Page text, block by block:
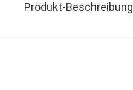
Produkt-Beschreibung